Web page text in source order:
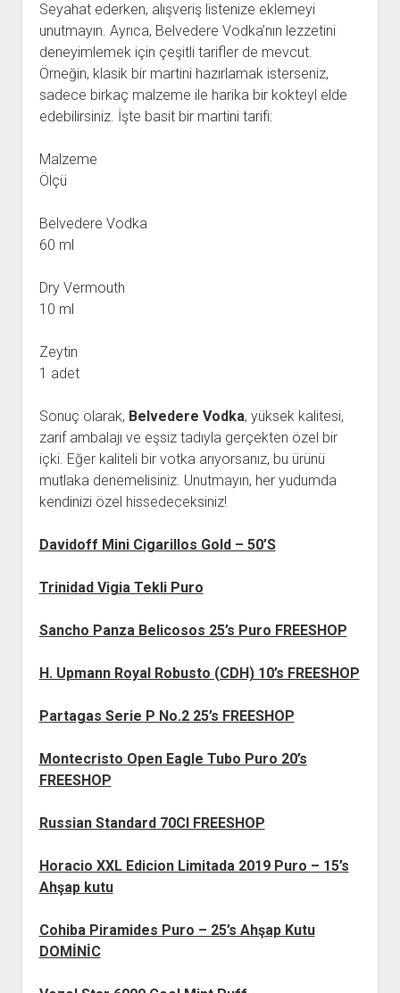
Seyahat ederken, alışveriş listenize eklemeyi
unutmayın. Ayrıca, Belvedere Vodka’nın lezzetini
deneyimlemek için çeşitli tarifler de mevcut.
Örneğin, klasik bir martini hazırlamak isterseniz,
sadece birkaç malzeme ile harika bir kokteyl elde
edebilirsiniz. İşte basit bir martini tarifi:
Malzeme
Ölçü
Belvedere Vodka
60 ml
Dry Vermouth
10 ml
Zeytin
1 adet
Sonuç olarak, Belvedere Vodka, yüksek kalitesi,
zarif ambalajı ve eşsiz tadıyla gerçekten özel bir
içki. Eğer kaliteli bir votka arıyorsanız, bu ürünü
mutlaka denemelisiniz. Unutmayın, her yudumda
kendinizi özel hissedeceksiniz!
Davidoff Mini Cigarillos Gold – 50’S
Trinidad Vigia Tekli Puro
Sancho Panza Belicosos 25’s Puro FREESHOP
H. Upmann Royal Robusto (CDH) 10’s FREESHOP
Partagas Serie P No.2 25’s FREESHOP
Montecristo Open Eagle Tubo Puro 20’s
FREESHOP
Russian Standard 70Cl FREESHOP
Horacio XXL Edicion Limitada 2019 Puro – 15’s
Ahşap kutu
Cohiba Piramides Puro – 25’s Ahşap Kutu
DOMİNİC